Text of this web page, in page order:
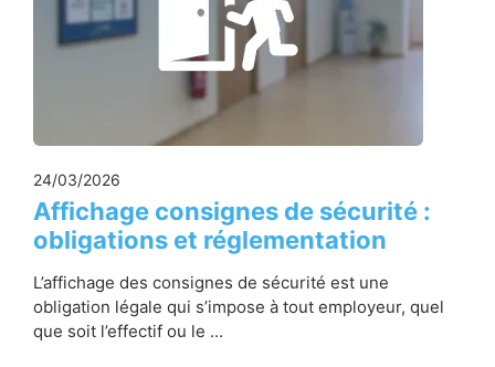
24/03/2026
Affichage consignes de sécurité :
obligations et réglementation
L’affichage des consignes de sécurité est une
obligation légale qui s’impose à tout employeur, quel
que soit l’effectif ou le ...